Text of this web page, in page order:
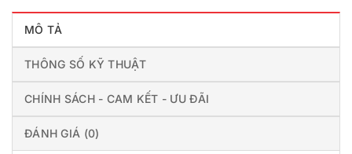
MÔ TẢ
THÔNG SỐ KỸ THUẬT
CHÍNH SÁCH - CAM KẾT - ƯU ĐÃI
ĐÁNH GIÁ (0)